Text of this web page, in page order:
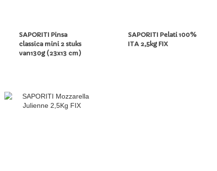
SAPORITI Pinsa
classica mini 2 stuks
van130g (23x13 cm)
SAPORITI Pelati 100%
ITA 2,5kg FIX